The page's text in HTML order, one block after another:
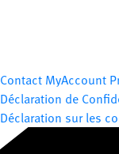
Contact MyAccount
Déclaration de
Déclaration sur les